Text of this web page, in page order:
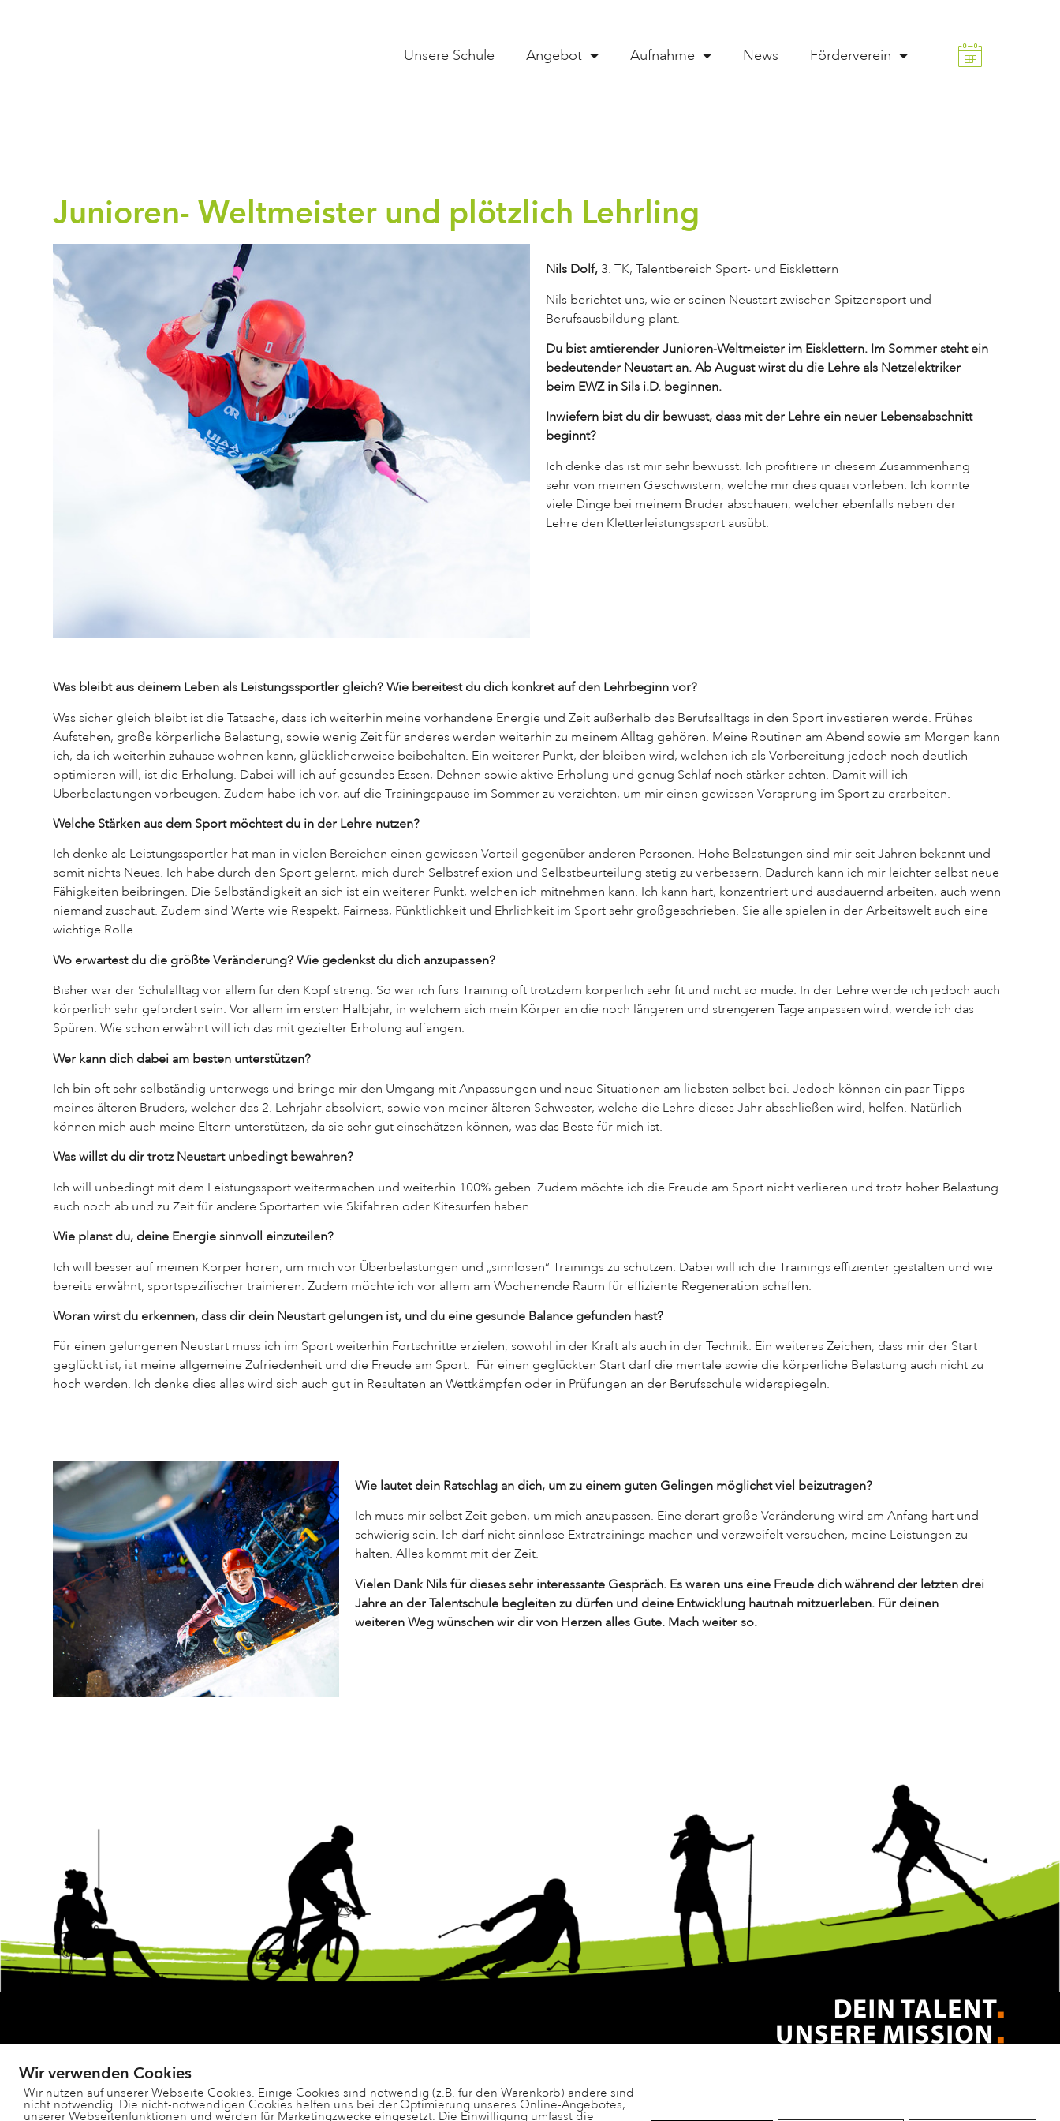
Unsere Schule Angebot Aufnahme News Förderverein
Junioren- Weltmeister und plötzlich Lehrling
Nils Dolf, 3. TK, Talentbereich Sport- und Eisklettern
Nils berichtet uns, wie er seinen Neustart zwischen Spitzensport und
Berufsausbildung plant.
Du bist amtierender Junioren-Weltmeister im Eisklettern. Im Sommer steht ein
bedeutender Neustart an. Ab August wirst du die Lehre als Netzelektriker
beim EWZ in Sils i.D. beginnen.
Inwiefern bist du dir bewusst, dass mit der Lehre ein neuer Lebensabschnitt
beginnt?
Ich denke das ist mir sehr bewusst. Ich profitiere in diesem Zusammenhang
sehr von meinen Geschwistern, welche mir dies quasi vorleben. Ich konnte
viele Dinge bei meinem Bruder abschauen, welcher ebenfalls neben der
Lehre den Kletterleistungssport ausübt.
Was bleibt aus deinem Leben als Leistungssportler gleich? Wie bereitest du dich konkret auf den Lehrbeginn vor?
Was sicher gleich bleibt ist die Tatsache, dass ich weiterhin meine vorhandene Energie und Zeit außerhalb des Berufsalltags in den Sport investieren werde. Frühes
Aufstehen, große körperliche Belastung, sowie wenig Zeit für anderes werden weiterhin zu meinem Alltag gehören. Meine Routinen am Abend sowie am Morgen kann
ich, da ich weiterhin zuhause wohnen kann, glücklicherweise beibehalten. Ein weiterer Punkt, der bleiben wird, welchen ich als Vorbereitung jedoch noch deutlich
optimieren will, ist die Erholung. Dabei will ich auf gesundes Essen, Dehnen sowie aktive Erholung und genug Schlaf noch stärker achten. Damit will ich
Überbelastungen vorbeugen. Zudem habe ich vor, auf die Trainingspause im Sommer zu verzichten, um mir einen gewissen Vorsprung im Sport zu erarbeiten.
Welche Stärken aus dem Sport möchtest du in der Lehre nutzen?
Ich denke als Leistungssportler hat man in vielen Bereichen einen gewissen Vorteil gegenüber anderen Personen. Hohe Belastungen sind mir seit Jahren bekannt und
somit nichts Neues. Ich habe durch den Sport gelernt, mich durch Selbstreflexion und Selbstbeurteilung stetig zu verbessern. Dadurch kann ich mir leichter selbst neue
Fähigkeiten beibringen. Die Selbständigkeit an sich ist ein weiterer Punkt, welchen ich mitnehmen kann. Ich kann hart, konzentriert und ausdauernd arbeiten, auch wenn
niemand zuschaut. Zudem sind Werte wie Respekt, Fairness, Pünktlichkeit und Ehrlichkeit im Sport sehr großgeschrieben. Sie alle spielen in der Arbeitswelt auch eine
wichtige Rolle.
Wo erwartest du die größte Veränderung? Wie gedenkst du dich anzupassen?
Bisher war der Schulalltag vor allem für den Kopf streng. So war ich fürs Training oft trotzdem körperlich sehr fit und nicht so müde. In der Lehre werde ich jedoch auch
körperlich sehr gefordert sein. Vor allem im ersten Halbjahr, in welchem sich mein Körper an die noch längeren und strengeren Tage anpassen wird, werde ich das
Spüren. Wie schon erwähnt will ich das mit gezielter Erholung auffangen.
Wer kann dich dabei am besten unterstützen?
Ich bin oft sehr selbständig unterwegs und bringe mir den Umgang mit Anpassungen und neue Situationen am liebsten selbst bei. Jedoch können ein paar Tipps
meines älteren Bruders, welcher das 2. Lehrjahr absolviert, sowie von meiner älteren Schwester, welche die Lehre dieses Jahr abschließen wird, helfen. Natürlich
können mich auch meine Eltern unterstützen, da sie sehr gut einschätzen können, was das Beste für mich ist.
Was willst du dir trotz Neustart unbedingt bewahren?
Ich will unbedingt mit dem Leistungssport weitermachen und weiterhin 100% geben. Zudem möchte ich die Freude am Sport nicht verlieren und trotz hoher Belastung
auch noch ab und zu Zeit für andere Sportarten wie Skifahren oder Kitesurfen haben.
Wie planst du, deine Energie sinnvoll einzuteilen?
Ich will besser auf meinen Körper hören, um mich vor Überbelastungen und „sinnlosen“ Trainings zu schützen. Dabei will ich die Trainings effizienter gestalten und wie
bereits erwähnt, sportspezifischer trainieren. Zudem möchte ich vor allem am Wochenende Raum für effiziente Regeneration schaffen.
Woran wirst du erkennen, dass dir dein Neustart gelungen ist, und du eine gesunde Balance gefunden hast?
Für einen gelungenen Neustart muss ich im Sport weiterhin Fortschritte erzielen, sowohl in der Kraft als auch in der Technik. Ein weiteres Zeichen, dass mir der Start
geglückt ist, ist meine allgemeine Zufriedenheit und die Freude am Sport. Für einen geglückten Start darf die mentale sowie die körperliche Belastung auch nicht zu
hoch werden. Ich denke dies alles wird sich auch gut in Resultaten an Wettkämpfen oder in Prüfungen an der Berufsschule widerspiegeln.
Wie lautet dein Ratschlag an dich, um zu einem guten Gelingen möglichst viel beizutragen?
Ich muss mir selbst Zeit geben, um mich anzupassen. Eine derart große Veränderung wird am Anfang hart und
schwierig sein. Ich darf nicht sinnlose Extratrainings machen und verzweifelt versuchen, meine Leistungen zu
halten. Alles kommt mit der Zeit.
Vielen Dank Nils für dieses sehr interessante Gespräch. Es waren uns eine Freude dich während der letzten drei
Jahre an der Talentschule begleiten zu dürfen und deine Entwicklung hautnah mitzuerleben. Für deinen
weiteren Weg wünschen wir dir von Herzen alles Gute. Mach weiter so.
Impressum
Wir verwenden Cookies
Wir nutzen auf unserer Webseite Cookies. Einige Cookies sind notwendig (z.B. für den Warenkorb) andere sind
nicht notwendig. Die nicht-notwendigen Cookies helfen uns bei der Optimierung unseres Online-Angebotes,
unserer Webseitenfunktionen und werden für Marketingzwecke eingesetzt. Die Einwilligung umfasst die